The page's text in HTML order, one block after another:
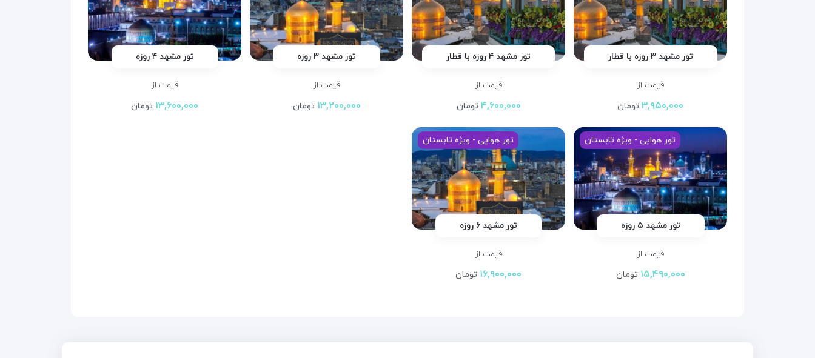
تور مشهد ۳ روزه با قطار
قیمت از
۳,۹۵۰,۰۰۰ تومان
تور مشهد ۴ روزه با قطار
قیمت از
۴,۶۰۰,۰۰۰ تومان
تور مشهد ۳ روزه
قیمت از
۱۳,۲۰۰,۰۰۰ تومان
تور مشهد ۴ روزه
قیمت از
۱۳,۶۰۰,۰۰۰ تومان
تور هوایی - ویژه تابستان
تور مشهد ۵ روزه
قیمت از
۱۵,۴۹۰,۰۰۰ تومان
تور هوایی - ویژه تابستان
تور مشهد ۶ روزه
قیمت از
۱۶,۹۰۰,۰۰۰ تومان